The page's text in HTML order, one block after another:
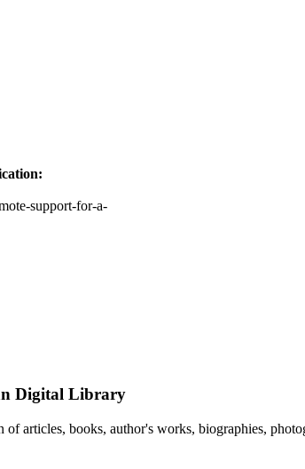
support-for-a-
Digital Library
of articles, books, author's works, biographies,